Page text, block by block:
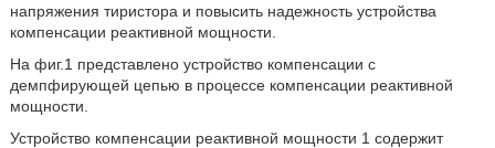
напряжения тиристора и повысить надежность устройства
компенсации реактивной мощности.
На фиг.1 представлено устройство компенсации с
демпфирующей цепью в процессе компенсации реактивной
мощности.
Устройство компенсации реактивной мощности 1 содержит